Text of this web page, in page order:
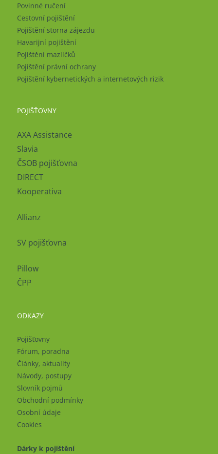
Povinné ručení
Cestovní pojištění
Pojištění storna zájezdu
Havarijní pojištění
Pojištění mazlíčků
Pojištění právní ochrany
Pojištění kybernetických a internetových rizik
POJIŠŤOVNY
AXA Assistance
Slavia
ČSOB pojišťovna
DIRECT
Kooperativa
Allianz
SV pojišťovna
Pillow
ČPP
ODKAZY
Pojišťovny
Fórum, poradna
Články, aktuality
Návody, postupy
Slovník pojmů
Obchodní podmínky
Osobní údaje
Cookies
Dárky k pojištění